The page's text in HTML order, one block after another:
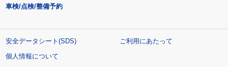
車検/点検/整備予約
安全データシート(SDS)
ご利用にあたって
個人情報について